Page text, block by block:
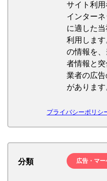
サイト利用
インター
に適した
利用します
の情報を
者情報と
業者の広
があります
プライバシーポリシ
分類 広告・マ